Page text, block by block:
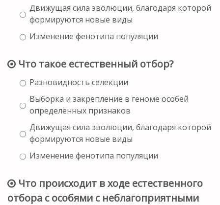
Движущая сила эволюции, благодаря которой
формируются новые виды
Изменение фенотипа популяции
Что такое естественный отбор?
Разновидность селекции
Выборка и закрепление в геноме особей
определённых признаков
Движущая сила эволюции, благодаря которой
формируются новые виды
Изменение фенотипа популяции
Что происходит в ходе естественного
отбора с особями с неблагоприятными